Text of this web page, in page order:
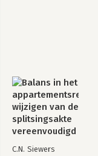
C.N. Siewers